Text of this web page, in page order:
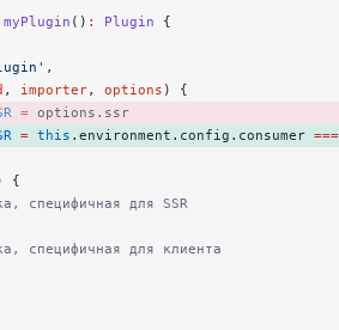
myPlugin () : Plugin {
,
, importer, options ) {
= options.ssr
= this .environment.config.consumer ===
{
специфичная для SSR
специфичная для клиента